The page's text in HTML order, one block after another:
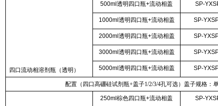
四口流动相溶剂瓶（透明）
500ml透明四口瓶+流动相盖 SP-
1000ml透明四口瓶+流动相盖 SP-
2000ml透明四口瓶+流动相盖 SP-
3000ml透明四口瓶+流动相盖 SP-
5000ml透明四口瓶+流动相盖 SP-
配置（四口高硼硅试剂瓶+盖子1/2/3/4孔可选）盖子规格：
250ml棕色四口瓶+流动相盖 SP-